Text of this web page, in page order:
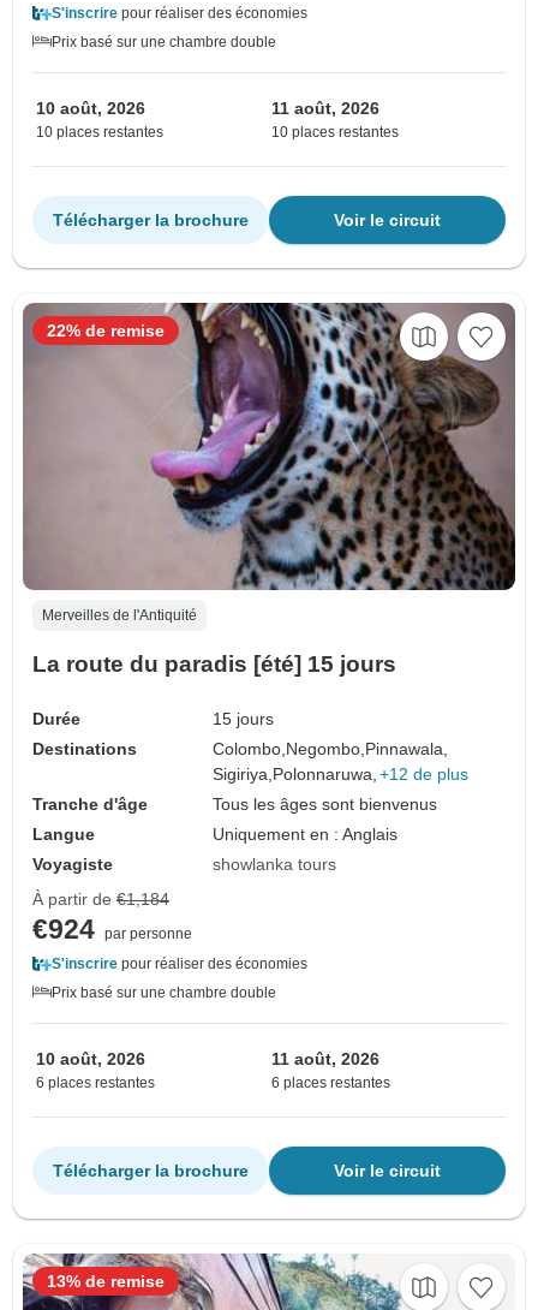
S'inscrire pour réaliser des économies
Prix basé sur une chambre double
10 août, 2026
10 places restantes
11 août, 2026
10 places restantes
Voir le circuit
Télécharger la brochure
Merveilles de l'Antiquité
La route du paradis [été] 15 jours
Durée
15 jours
Destinations
Colombo,Negombo,Pinnawala,
Sigiriya,Polonnaruwa, +12 de plus
Tranche d'âge
Tous les âges sont bienvenus
Langue
Uniquement en : Anglais
Voyagiste
showlanka tours
22% de remise
À partir de €1,184
€924 par personne
S'inscrire pour réaliser des économies
Prix basé sur une chambre double
10 août, 2026
6 places restantes
11 août, 2026
6 places restantes
Voir le circuit
Télécharger la brochure
13% de remise